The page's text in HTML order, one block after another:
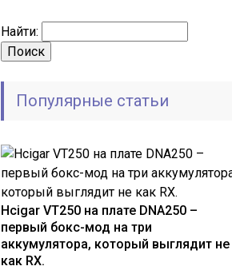
Найти:
Популярные статьи
Hcigar VT250 на плате DNA250 –
первый бокс-мод на три
аккумулятора, который выглядит не
как RX.